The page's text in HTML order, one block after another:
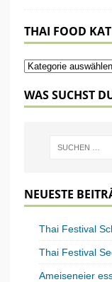
THAI FOOD
WAS SUCHST
NEUESTE
Thai Festival
Thai Festival
Ameiseneier